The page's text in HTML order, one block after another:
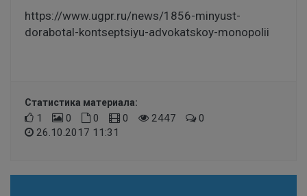
https://www.ugpr.ru/news/1856-minyust-
dorabotal-kontseptsiyu-advokatskoy-monopolii
Статистика материала:
1 0 0 0 2447
0
26.10.2017 11:31